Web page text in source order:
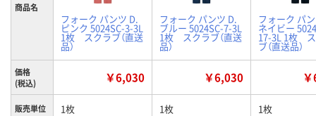
商品名
フォーク パンツ D.
ピンク 5024SC-3-3L
1枚 スクラブ（直送
品）
フォーク パンツ D.
ブルー 5024SC-7-3L
1枚 スクラブ（直送
品）
フォーク パ
ネイビー
17-3L 1枚
ブ（直送品）
価格
(税込)
￥6,030 ￥6,030
販売単位 1枚 1枚 1枚